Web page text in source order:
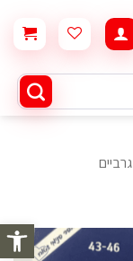
פתח
גרביים